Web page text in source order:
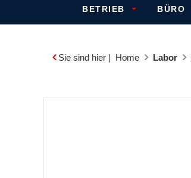
BETRIEB BÜRO
Sie sind hier | Home Labor